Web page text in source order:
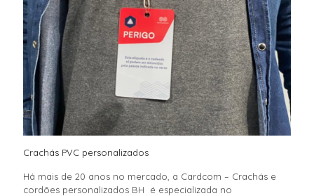
Crachás PVC personalizados
Há mais de 20 anos no mercado, a Cardcom – Crachás e
cordões personalizados BH é especializada no